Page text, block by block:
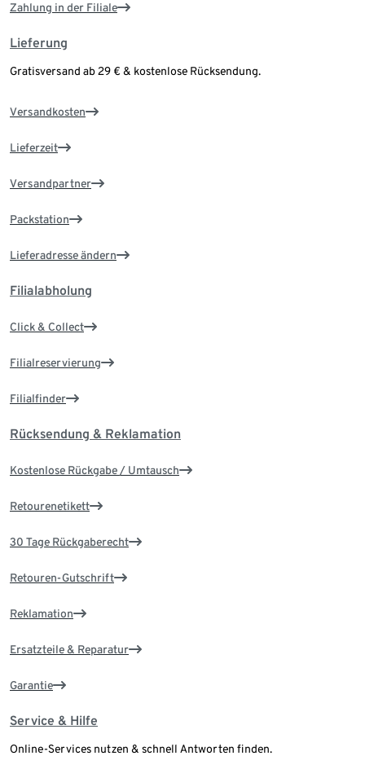
Zahlung in der Filiale
Lieferung
Gratisversand ab 29 € & kostenlose Rücksendung.
Versandkosten
Lieferzeit
Versandpartner
Packstation
Lieferadresse ändern
Filialabholung
Click & Collect
Filialreservierung
Filialfinder
Rücksendung & Reklamation
Kostenlose Rückgabe / Umtausch
Retourenetikett
30 Tage Rückgaberecht
Retouren-Gutschrift
Reklamation
Ersatzteile & Reparatur
Garantie
Service & Hilfe
Online-Services nutzen & schnell Antworten finden.